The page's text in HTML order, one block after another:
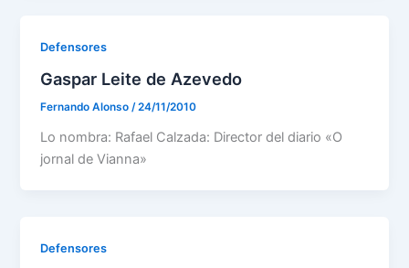
Defensores
Gaspar Leite de Azevedo
Fernando Alonso/24/11/2010
Lo nombra: Rafael Calzada: Director del diario «O
jornal de Vianna»
Defensores